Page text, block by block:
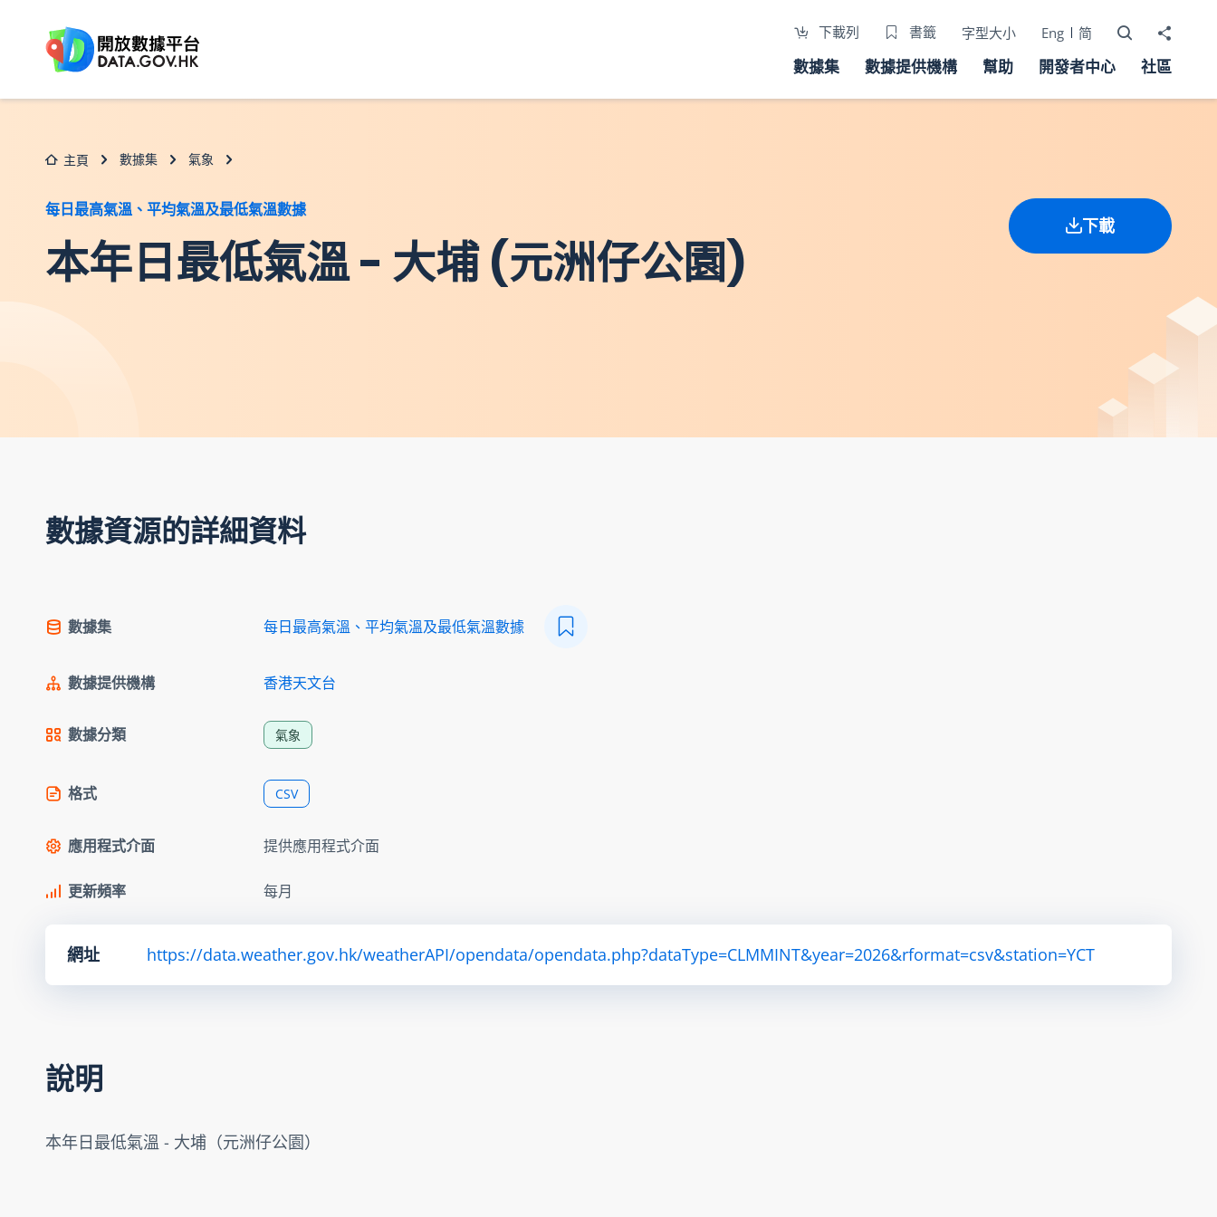
下載列 書籤 字型大小 Eng 简 打開搜尋器
分享至
數據集 數據提供機構 幫助 開發者中心 社區
主頁 數據集 氣象
每日最高氣溫、平均氣溫及最低氣溫數據
本年日最低氣溫 - 大埔 (元洲仔公園)
下載
數據資源的詳細資料
數據集 每日最高氣溫、平均氣溫及最低氣溫數據
數據提供機構 香港天文台
數據分類 氣象
格式 CSV
應用程式介面 提供應用程式介面
更新頻率 每月
網址 https://data.weather.gov.hk/weatherAPI/opendata/opendata.php?dataType=CLMMINT&year=2026&rformat=csv&station=YCT
說明
本年日最低氣溫 - 大埔（元洲仔公園）